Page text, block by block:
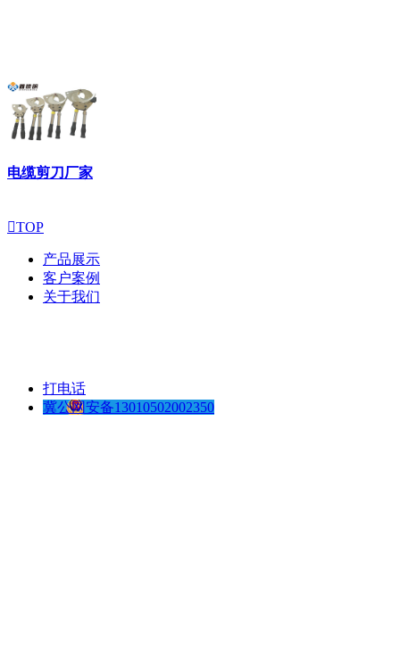
电缆剪刀厂家
TOP
产品展示
客户案例
关于我们
打电话
冀公网安备13010502002350